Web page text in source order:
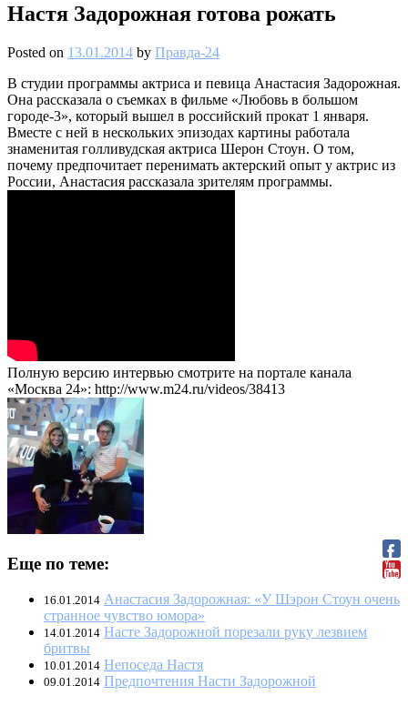
Настя Задорожная готова рожать
Posted on 13.01.2014 by Правда-24
В студии программы актриса и певица Анастасия Задорожная.
Она рассказала о съемках в фильме «Любовь в большом
городе-3», который вышел в российский прокат 1 января.
Вместе с ней в нескольких эпизодах картины работала
знаменитая голливудская актриса Шерон Стоун. О том,
почему предпочитает перенимать актерский опыт у актрис из
России, Анастасия рассказала зрителям программы.
Полную версию интервью смотрите на портале канала
«Москва 24»: http://www.m24.ru/videos/38413
Еще по теме:
16.01.2014 Анастасия Задорожная: «У Шэрон Стоун очень
странное чувство юмора»
14.01.2014 Насте Задорожной порезали руку лезвием
бритвы
10.01.2014 Непоседа Настя
09.01.2014 Предпочтения Насти Задорожной